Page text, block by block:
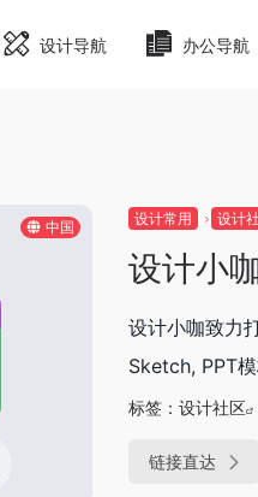
设计导航 办公导航
中国 设计常用 设计
设计小
设计小咖致力
Sketch, PPT
标签： 设计社区
链接直达